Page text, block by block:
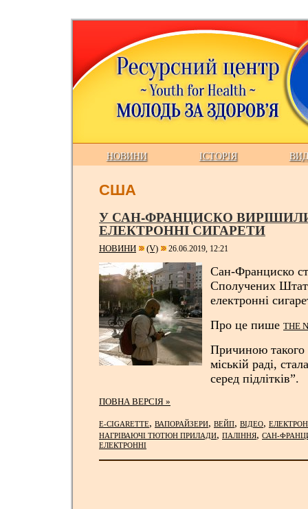
НОВИНИ ІСТОРІЯ
США
У САН-ФРАНЦИСКО
ЕЛЕКТРОННІ СИГАРЕТИ
НОВИНИ (V) 26.06.2019, 12:21
Сан-Франциско
Сполучених
електронні
Про це пише THE
Причиною такого
міській раді,
серед підлітків”.
ПОВНА ВЕРСІЯ »
E-CIGARETTE, ВАПОРАЙЗЕРИ, ВЕЙП, ВІДЕО,
НАГРІВАЮЧІ ТЮТЮН ПРИЛАДИ, ПАЛІННЯ, САН-
ЕЛЕКТРОННІ